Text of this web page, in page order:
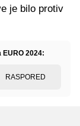
je bilo protiv
2024:
RASPORED